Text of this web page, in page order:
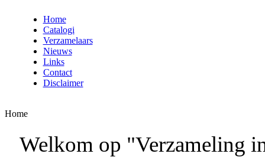
Home
Catalogi
Verzamelaars
Nieuws
Links
Contact
Disclaimer
Home
Welkom op "Verzameling